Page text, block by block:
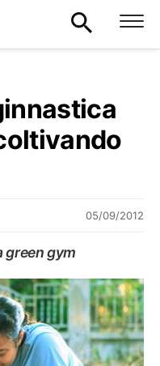
05/09/2012
green gym